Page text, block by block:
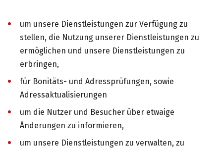
um unsere Dienstleistungen zur Verfügung zu
stellen, die Nutzung unserer Dienstleistungen zu
ermöglichen und unsere Dienstleistungen zu
erbringen,
für Bonitäts- und Adressprüfungen, sowie
Adressaktualisierungen
um die Nutzer und Besucher über etwaige
Änderungen zu informieren,
um unsere Dienstleistungen zu verwalten, zu